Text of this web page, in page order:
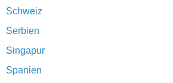
Schweiz
Serbien
Singapur
Spanien